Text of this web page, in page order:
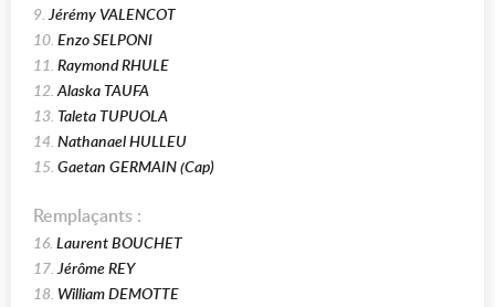
9.Jérémy VALENCOT
10. Enzo SELPONI
11. Raymond RHULE
12.Alaska TAUFA
13. Taleta TUPUOLA
14. Nathanael HULLEU
15. Gaetan GERMAIN (Cap)
Remplaçants :
16. Laurent BOUCHET
17.Jérôme REY
18. William DEMOTTE